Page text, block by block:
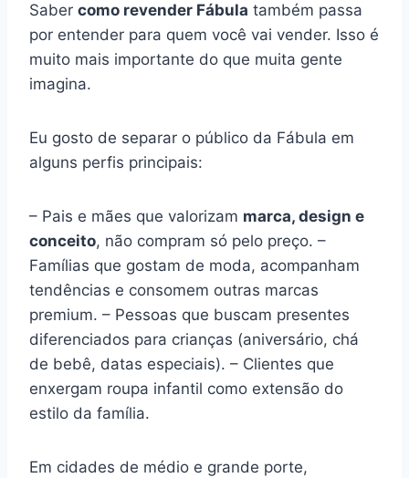
Saber como revender Fábula também passa
por entender para quem você vai vender. Isso é
muito mais importante do que muita gente
imagina.
Eu gosto de separar o público da Fábula em
alguns perfis principais:
– Pais e mães que valorizam marca, design e
conceito, não compram só pelo preço. –
Famílias que gostam de moda, acompanham
tendências e consomem outras marcas
premium. – Pessoas que buscam presentes
diferenciados para crianças (aniversário, chá
de bebê, datas especiais). – Clientes que
enxergam roupa infantil como extensão do
estilo da família.
Em cidades de médio e grande porte,